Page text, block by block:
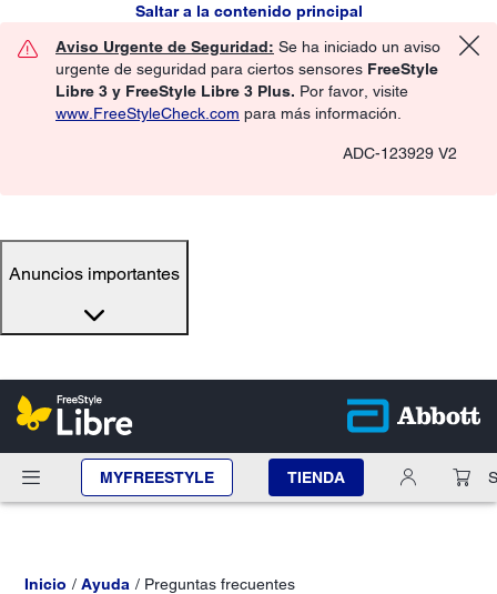
Saltar a la contenido principal
Aviso Urgente de Seguridad: Se ha iniciado un aviso
urgente de seguridad para ciertos sensores FreeStyle
Libre 3 y FreeStyle Libre 3 Plus. Por favor, visite
www.FreeStyleCheck.com para más información.
ADC-123929 V2
Anuncios importantes
MYFREESTYLE TIENDA
Inicio Ayuda Preguntas frecuentes